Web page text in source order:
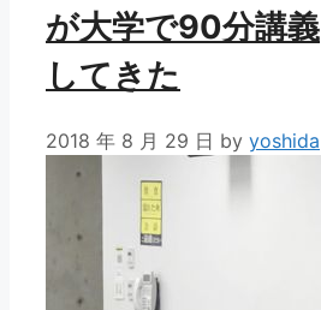
が大学で90分講義
してきた
2018 年 8 月 29 日 by yoshida